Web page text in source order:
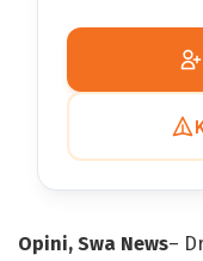
Opini, Swa News–